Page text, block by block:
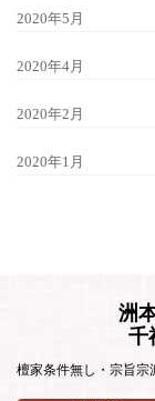
2020年5月
2020年4月
2020年2月
2020年1月
洲
千
檀家条件無し・宗旨宗